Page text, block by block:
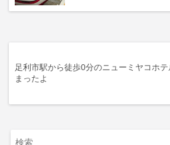
足利市駅から徒歩0分のニューミヤコホテ
まったよ